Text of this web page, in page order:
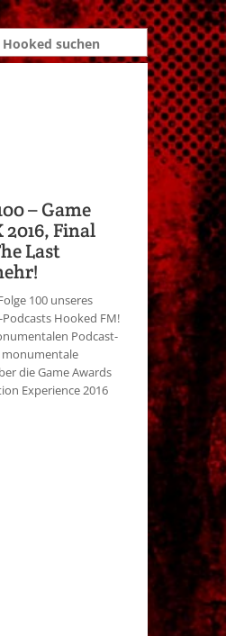
– Game
2016, Final
Last
100 unseres
Hooked FM!
Podcast-
monumentale
die Game Awards
Experience 2016